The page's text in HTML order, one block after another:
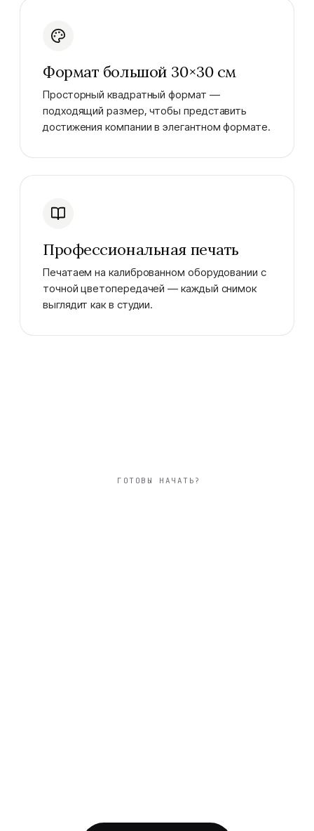
Формат большой 30×30 см
Просторный квадратный формат —
подходящий размер, чтобы представить
достижения компании в элегантном формате.
Профессиональная печать
Печатаем на калиброванном оборудовании с
точной цветопередачей — каждый снимок
выглядит как в студии.
ГОТОВЫ НАЧАТЬ?